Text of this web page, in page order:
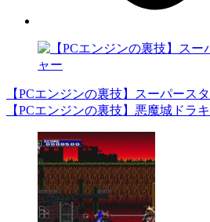
【PCエンジンの裏技】スーパース
【PCエンジンの裏技】悪魔城ドラ